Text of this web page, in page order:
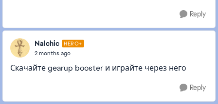
Reply
Nalchic HERO+
2 months ago
Скачайте gearup booster и играйте через него
Reply